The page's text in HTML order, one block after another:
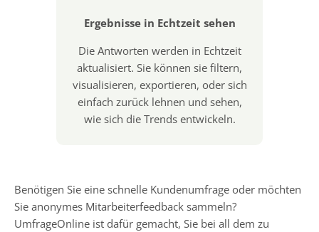
Ergebnisse in Echtzeit sehen
Die Antworten werden in Echtzeit
aktualisiert. Sie können sie filtern,
visualisieren, exportieren, oder sich
einfach zurück lehnen und sehen,
wie sich die Trends entwickeln.
Benötigen Sie eine schnelle Kundenumfrage oder möchten
Sie anonymes Mitarbeiterfeedback sammeln?
UmfrageOnline ist dafür gemacht, Sie bei all dem zu